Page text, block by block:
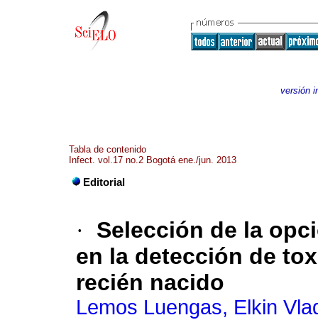
versión
Tabla de contenido
Infect. vol.17 no.2 Bogotá ene./jun. 2013
Editorial
·
Selección de la
en la detección de
recién nacido
Lemos Luengas, Elkin